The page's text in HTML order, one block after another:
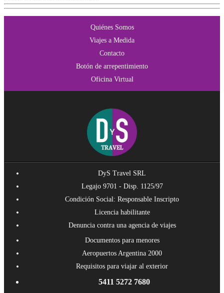
Quiénes Somos
Viajes a Medida
Contacto
Botón de arrepentimiento
Oficina Virtual
DyS Travel SRL
Legajo 9701 - Disp. 1125/97
Condición Social: Responsable Inscripto
Licencia habilitante
Denuncia contra una agencia de viajes
Documentos para menores
Aeropuertos Argentina 2000
Requisitos para viajar al exterior
5411 5272 7680